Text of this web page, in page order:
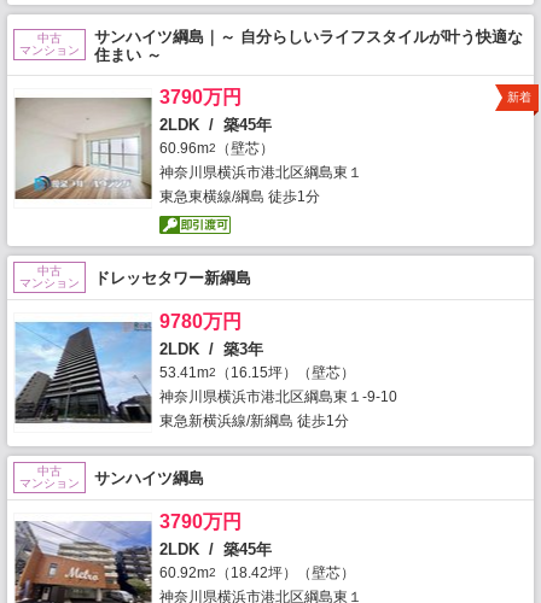
中古
マンション
サンハイツ綱島｜～ 自分らしいライフスタイルが叶う快適な
住まい ～
3790万円
2LDK / 築45年
60.96m2
（壁芯）
神奈川県横浜市港北区綱島東１
東急東横線/綱島 徒歩1分
新着
中古
マンション
ドレッセタワー新綱島
9780万円
2LDK / 築3年
53.41m2
（16.15坪）（壁芯）
神奈川県横浜市港北区綱島東１-9-10
東急新横浜線/新綱島 徒歩1分
中古
マンション
サンハイツ綱島
3790万円
2LDK / 築45年
60.92m2
（18.42坪）（壁芯）
神奈川県横浜市港北区綱島東１